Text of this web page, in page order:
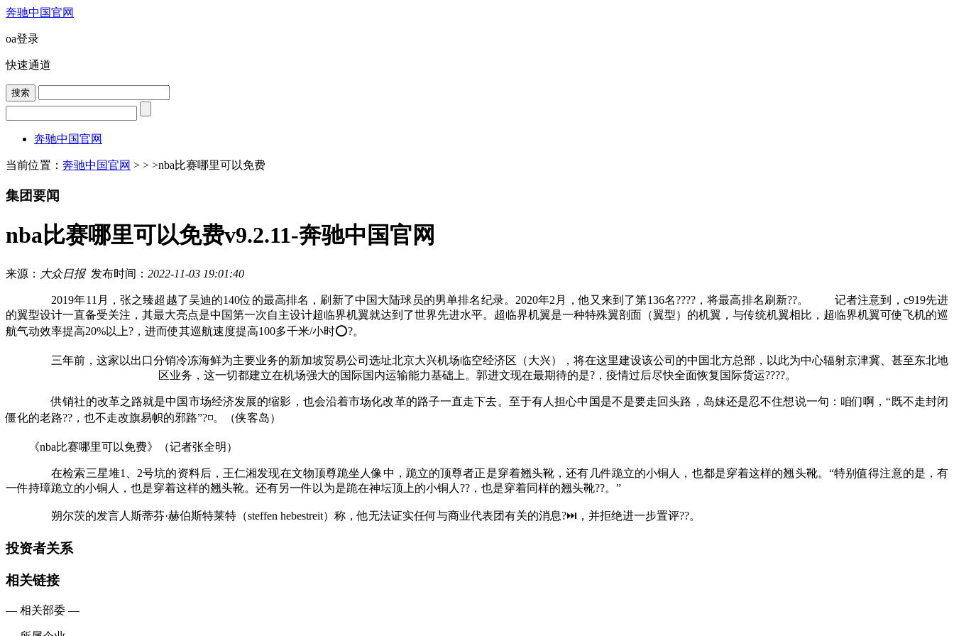
奔驰中国官网
oa登录
快速通道
奔驰中国官网
当前位置： 奔驰中国官网 > > >nba比赛哪里可以免费
集团要闻
nba比赛哪里可以免费v9.2.11-奔驰中国官网
来源： 大众日报发布时间： 2022-11-03 19:01:40
2019年11月，张之臻超越了吴迪的140位的最高排名，刷新了中国大陆球员的男单排名纪录。2020年2月，他又来到了第136名????，将最高排名刷新??。 记者注意到，c919先进
的翼型设计一直备受关注，其最大亮点是中国第一次自主设计超临界机翼就达到了世界先进水平。超临界机翼是一种特殊翼剖面（翼型）的机翼，与传统机翼相比，超临界机翼可使飞机的巡
航气动效率提高20%以上?，进而使其巡航速度提高100多千米/小时⭕?。
三年前，这家以出口分销冷冻海鲜为主要业务的新加坡贸易公司选址北京大兴机场临空经济区（大兴），将在这里建设该公司的中国北方总部，以此为中心辐射京津冀、甚至东北地
区业务，这一切都建立在机场强大的国际国内运输能力基础上。郭进文现在最期待的是?，疫情过后尽快全面恢复国际货运????。
供销社的改革之路就是中国市场经济发展的缩影，也会沿着市场化改革的路子一直走下去。至于有人担心中国是不是要走回头路，岛妹还是忍不住想说一句：咱们啊，“既不走封闭
僵化的老路??，也不走改旗易帜的邪路”?◽。（侠客岛）
《nba比赛哪里可以免费》（记者张全明）
在检索三星堆1、2号坑的资料后，王仁湘发现在文物顶尊跪坐人像中，跪立的顶尊者正是穿着翘头靴，还有几件跪立的小铜人，也都是穿着这样的翘头靴。“特别值得注意的是，有
一件持璋跪立的小铜人，也是穿着这样的翘头靴。还有另一件以为是跪在神坛顶上的小铜人??，也是穿着同样的翘头靴??。”
朔尔茨的发言人斯蒂芬·赫伯斯特莱特（steffen hebestreit）称，他无法证实任何与商业代表团有关的消息?⏭，并拒绝进一步置评??。
投资者关系
相关链接
— 相关部委 —